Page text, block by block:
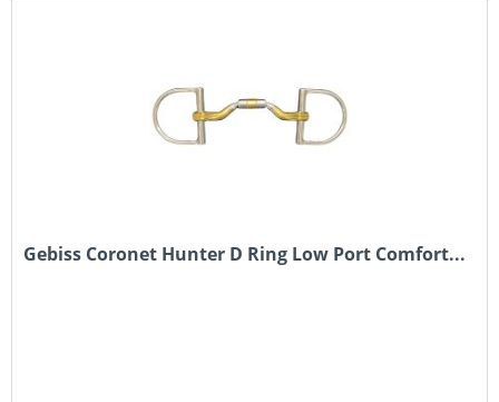
Gebiss Coronet Hunter D Ring Low Port Comfort...